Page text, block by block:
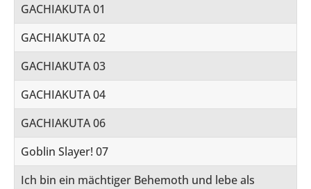
GACHIAKUTA 01
GACHIAKUTA 02
GACHIAKUTA 03
GACHIAKUTA 04
GACHIAKUTA 06
Goblin Slayer! 07
Ich bin ein mächtiger Behemoth und lebe als